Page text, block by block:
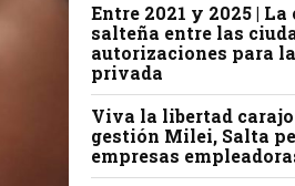
Entre 2021 y 2025 |
salteña entre las
autorizaciones para
privada
Viva la libertad
gestión Milei, Salta
empresas